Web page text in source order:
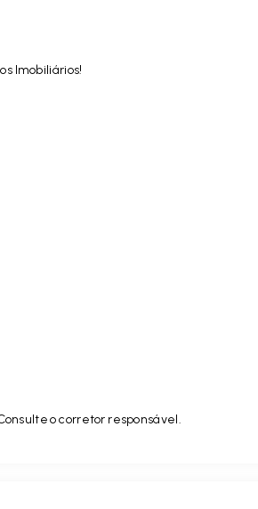
Imobiliários!
o corretor responsável.